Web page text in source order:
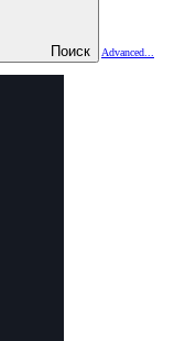
Поиск
Advanced...